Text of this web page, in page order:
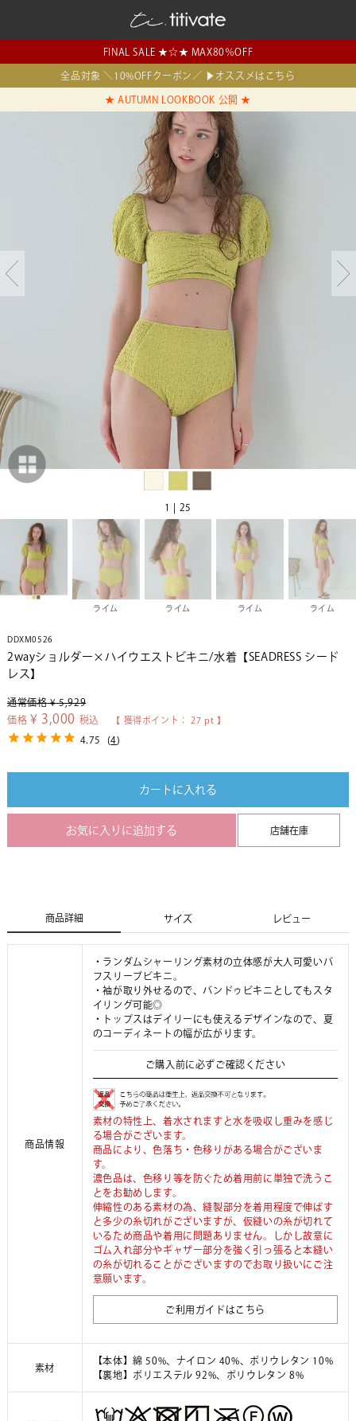
FINAL SALE ★☆★ MAX80％OFF
全品対象 ＼10%OFFクーポン／ ▶オススメはこちら
★ AUTUMN LOOKBOOK 公開 ★
1 | 25
ライム ライム ライム ライム
DDXM0526
2wayショルダー×ハイウエストビキニ/水着【SEADRESS シード
レス】
通常価格 ¥ 5,929
価格 ¥ 3,000 税込 【 獲得ポイント： 27 pt 】
4.75 (4)
カートに入れる
お気に入りに追加する 店舗在庫
商品詳細 サイズ レビュー
商品情報
・ランダムシャーリング素材の立体感が大人可愛いパ
フスリーブビキニ。
・袖が取り外せるので、バンドゥビキニとしてもスタ
イリング可能◎
・トップスはデイリーにも使えるデザインなので、夏
のコーディネートの幅が広がります。
ご購入前に必ずご確認ください
素材の特性上、着水されますと水を吸収し重みを感じ
る場合がございます。
商品により、色落ち・色移りがある場合がございま
す。
濃色品は、色移り等を防ぐため着用前に単独で洗うこ
とをお勧めします。
伸縮性のある素材の為、縫製部分を着用程度で伸ばす
と多少の糸切れがございますが、仮縫いの糸が切れて
いるため商品や着用に問題ありません。しかし故意に
ゴム入れ部分やギャザー部分を強く引っ張ると本縫い
の糸が切れることがございますのでお取り扱いにご注
意願います。
ご利用ガイドはこちら
素材
【本体】綿 50%、ナイロン 40%、ポリウレタン 10%
【裏地】ポリエステル 92%、ポリウレタン 8%